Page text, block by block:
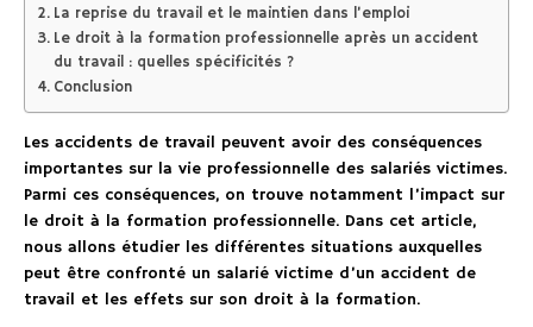
La reprise du travail et le maintien dans l’emploi
Le droit à la formation professionnelle après un accident
du travail : quelles spécificités ?
Conclusion
Les accidents de travail peuvent avoir des conséquences
importantes sur la vie professionnelle des salariés victimes.
Parmi ces conséquences, on trouve notamment l’impact sur
le droit à la formation professionnelle. Dans cet article,
nous allons étudier les différentes situations auxquelles
peut être confronté un salarié victime d’un accident de
travail et les effets sur son droit à la formation.